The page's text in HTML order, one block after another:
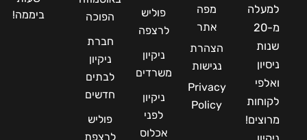
למעלה
מ-20
שנות
ניסיון
ואלפי
לקוחות
מרוצים!
מפה
אתר
הצהרת
נגישות
Privacy
Policy
פוליש
לרצפה
ניקיון
משרדים
ניקיון
לפני
אכלוס
הפוכה
חברת
ניקיון
לבתים
חדשים
פוליש
לרצפת
ביממה!